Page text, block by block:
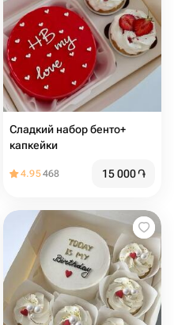
Сладкий набор бенто+
капкейки
4.95468 15 000֏